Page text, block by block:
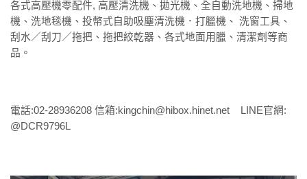
各式高壓機零配件, 高壓清洗機、拋光機、全自動洗地機、掃地
機、洗地毯機、投幣式自助吸塵清洗機．打臘機、 洗窗工具、
刮水／刮刀／拖把、拖把絞乾器、各式地面用臘、清潔劑等商
品。
電話:02-28936208 信箱:kingchin@hibox.hinet.net LINE官網:
@DCR9796L